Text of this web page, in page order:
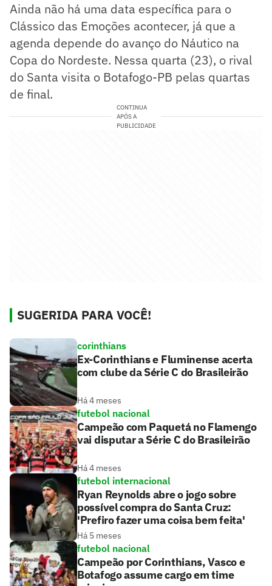
Ainda não há uma data específica para o
Clássico das Emoções acontecer, já que a
agenda depende do avanço do Náutico na
Copa do Nordeste. Nessa quarta (23), o rival
do Santa visita o Botafogo-PB pelas quartas
de final.
CONTINUA
APÓS A
PUBLICIDADE
SUGERIDA PARA VOCÊ!
corinthians
Ex-Corinthians e Fluminense acerta
com clube da Série C do Brasileirão
Há 4 meses
futebol nacional
Campeão com Paquetá no Flamengo
vai disputar a Série C do Brasileirão
Há 4 meses
futebol internacional
Ryan Reynolds abre o jogo sobre
possível compra do Santa Cruz:
'Prefiro fazer uma coisa bem feita'
Há 5 meses
futebol nacional
Campeão por Corinthians, Vasco e
Botafogo assume cargo em time